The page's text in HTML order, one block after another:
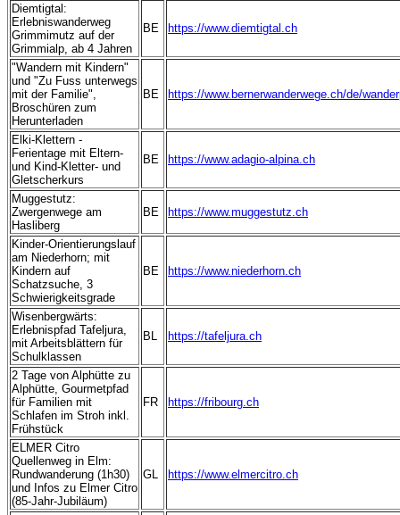
Diemtigtal:
Erlebniswanderweg
Grimmimutz auf der
Grimmialp, ab 4 Jahren
BE https://www.diemtigtal.ch
"Wandern mit Kindern"
und "Zu Fuss unterwegs
mit der Familie",
Broschüren zum
Herunterladen
BE https://www.bernerwanderwege.ch/de/
Elki-Klettern -
Ferientage mit Eltern-
und Kind-Kletter- und
Gletscherkurs
BE https://www.adagio-alpina.ch
Muggestutz:
Zwergenwege am
Hasliberg
BE https://www.muggestutz.ch
Kinder-Orientierungslauf
am Niederhorn; mit
Kindern auf
Schatzsuche, 3
Schwierigkeitsgrade
BE https://www.niederhorn.ch
Wisenbergwärts:
Erlebnispfad Tafeljura,
mit Arbeitsblättern für
Schulklassen
BL https://tafeljura.ch
2 Tage von Alphütte zu
Alphütte, Gourmetpfad
für Familien mit
Schlafen im Stroh inkl.
Frühstück
FR https://fribourg.ch
ELMER Citro
Quellenweg in Elm:
Rundwanderung (1h30)
und Infos zu Elmer Citro
(85-Jahr-Jubiläum)
GL https://www.elmercitro.ch